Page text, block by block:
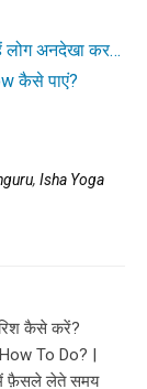
लोग अनदेखा कर…
कैसे पाएं?
, Isha Yoga
कैसे करें?
To Do? |
में फ़ैसले लेते समय